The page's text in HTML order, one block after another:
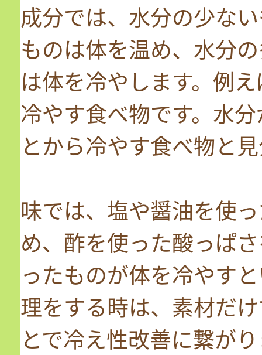
成分では、水分の少な
ものは体を温め、水分
は体を冷やします。例
冷やす食べ物です。水
とから冷やす食べ物と
味では、塩や醤油を使
め、酢を使った酸っぱ
ったものが体を冷やす
理をする時は、素材だ
とで冷え性改善に繋が